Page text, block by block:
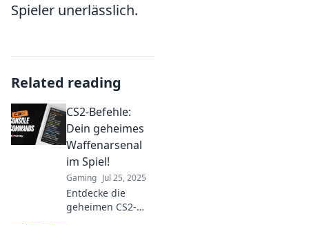
Spieler unerlässlich.
Related reading
CS2-Befehle:
Dein geheimes
Waffenarsenal
im Spiel!
Gaming Jul 25, 2025
Entdecke die
geheimen CS2-